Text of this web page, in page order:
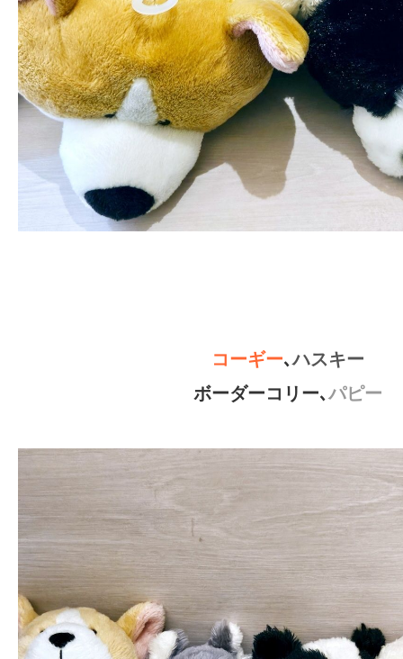
コーギー､ハスキー
ボーダーコリー､パピー